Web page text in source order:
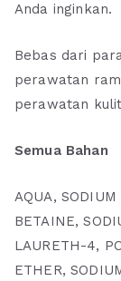
Anda inginkan.
Bebas dari
perawatan
perawatan
Semua Bahan
AQUA, SODIUM
BETAINE,
LAURETH-4,
ETHER,